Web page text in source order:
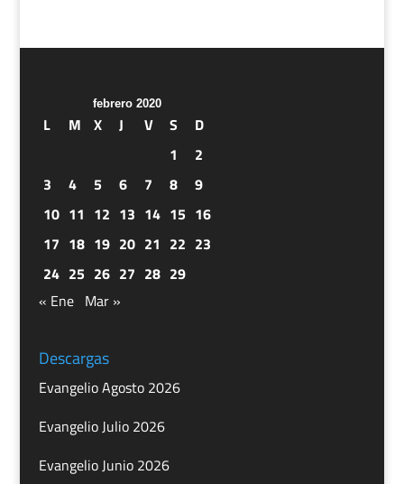
febrero 2020
L M X J V S
D
1
2
3
4 5 6 7 8
9
10 11 12 13 14 15 16
17 18 19 20 21 22 23
24 25 26 27 28 29
« Ene Mar »
Descargas
Evangelio Agosto 2026
Evangelio Julio 2026
Evangelio Junio 2026